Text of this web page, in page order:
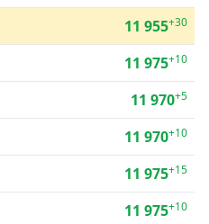
11 955+30
11 975+10
11 970+5
11 970+10
11 975+15
11 975+10